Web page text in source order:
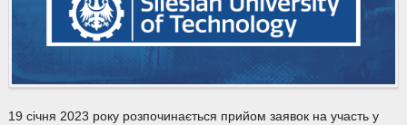
19 січня 2023 року розпочинається прийом заявок на участь у